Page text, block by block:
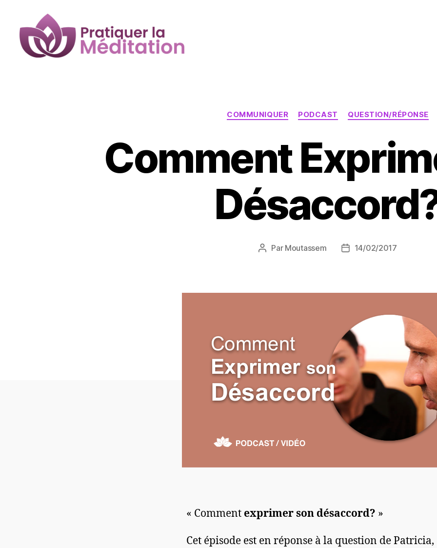
Catégories
COMMUNIQUER PODCAST QUESTION/RÉPONSE
Comment
Auteur
Par Moutassem
Date14/02/2017
« Comment exprimer son désaccord? »
Cet épisode est en réponse à la question de Patricia,